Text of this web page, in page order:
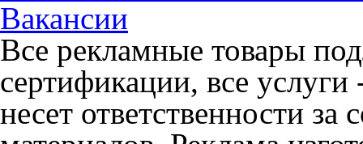
Вакансии
Все рекламные товары
сертификации, все
несет ответственности